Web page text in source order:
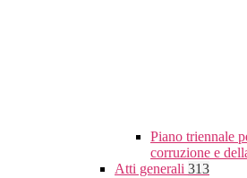
Piano triennale
corruzione e
Atti generali 313